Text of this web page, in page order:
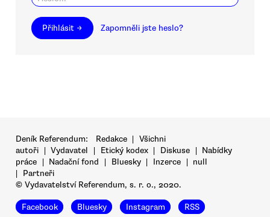
Přihlásit → Zapomněli jste heslo?
Deník Referendum: Redakce | Všichni
autoři | Vydavatel | Etický kodex | Diskuse | Nabídky
práce | Nadační fond | Bluesky | Inzerce | null
|
Partneři
© Vydavatelství Referendum, s. r. o., 2020.
Facebook Bluesky Instagram RSS